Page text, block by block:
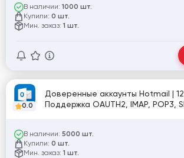
В наличии: 1000 шт.
Купили: 0 шт.
Мин. заказ: 1 шт.
0.0
Доверенные аккаунты Hotmail |
Поддержка OAUTH2, IMAP, POP3,
В наличии: 5000 шт.
Купили: 0 шт.
Мин. заказ: 1 шт.